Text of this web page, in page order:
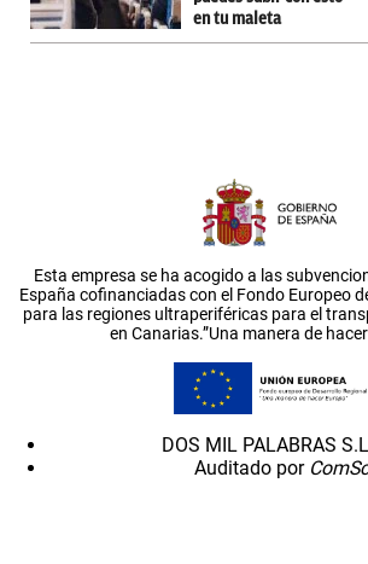
en tu maleta
Esta empresa se ha acogido a las
España cofinanciadas con el Fondo Europeo
para las regiones ultraperiféricas para el
en Canarias.”Una manera de
DOS MIL PALABRAS
Auditado por